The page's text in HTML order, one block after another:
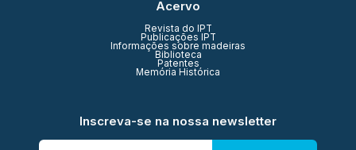
Acervo
Revista do IPT
Publicações IPT
Informações sobre madeiras
Biblioteca
Patentes
Memória Histórica
Inscreva-se na nossa newsletter